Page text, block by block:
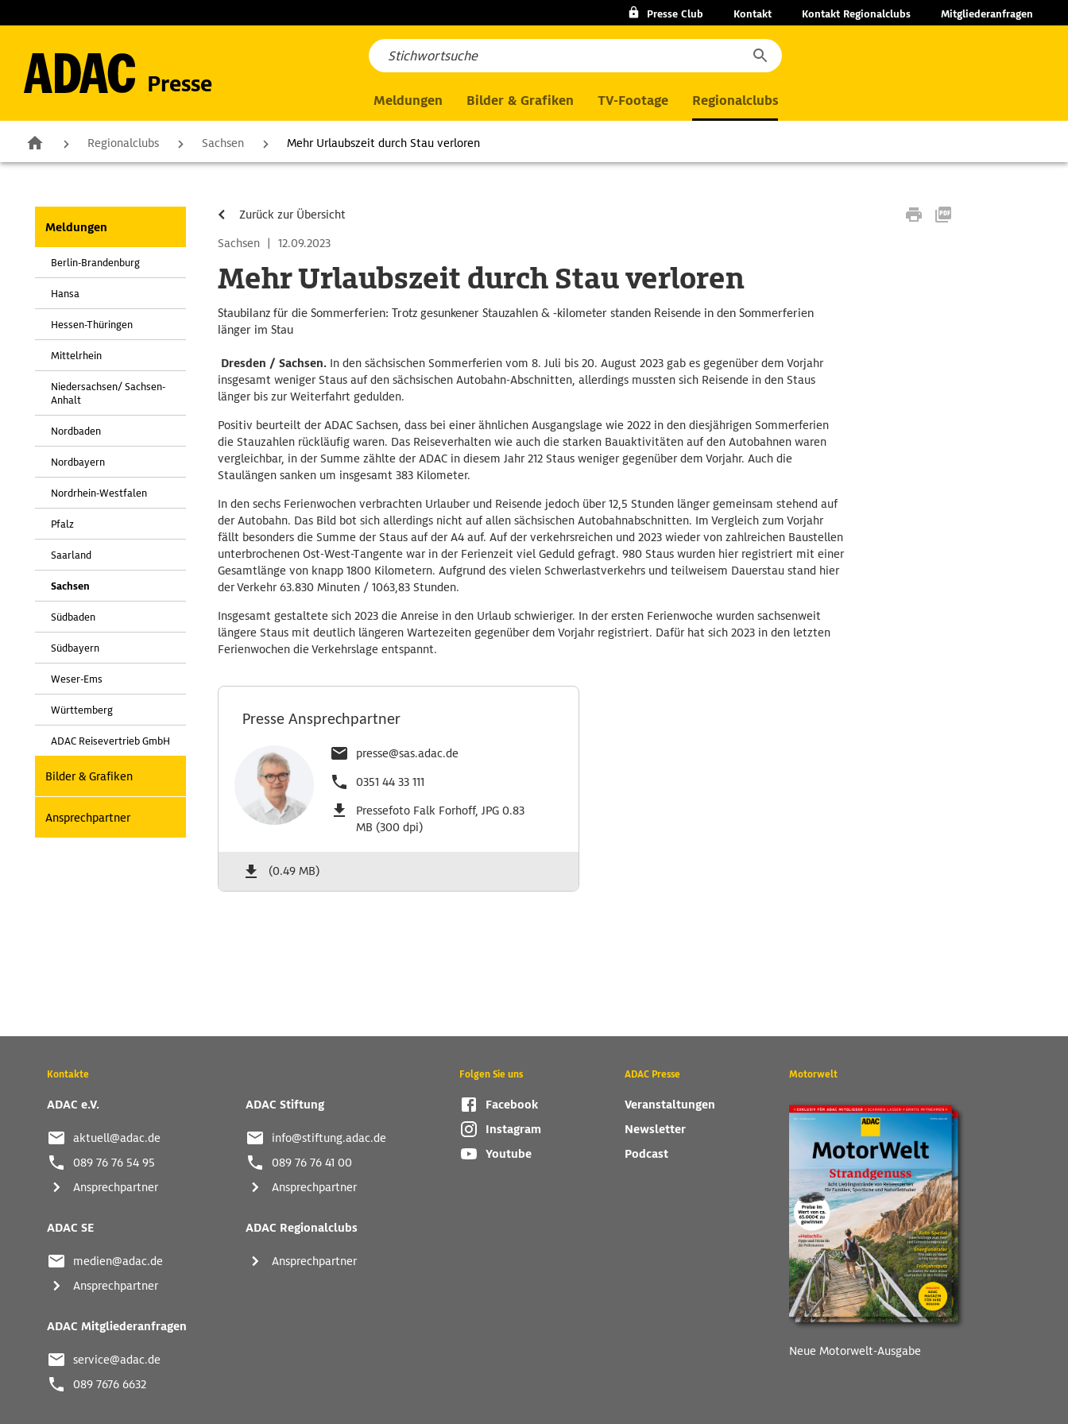
Presse Club Kontakt Kontakt Regionalclubs Mitgliederanfragen
Presse
Meldungen Bilder & Grafiken TV-Footage Regionalclubs
Regionalclubs Sachsen Mehr Urlaubszeit durch Stau verloren
Meldungen
Berlin-Brandenburg
Hansa
Hessen-Thüringen
Mittelrhein
Niedersachsen/ Sachsen-
Anhalt
Nordbaden
Nordbayern
Nordrhein-Westfalen
Pfalz
Saarland
Sachsen
Südbaden
Südbayern
Weser-Ems
Württemberg
ADAC Reisevertrieb GmbH
Bilder & Grafiken
Ansprechpartner
Zurück zur Übersicht
Sachsen | 12.09.2023
Mehr Urlaubszeit durch Stau verloren
Staubilanz für die Sommerferien: Trotz gesunkener Stauzahlen & -kilometer standen Reisende in den Sommerferien
länger im Stau
Dresden / Sachsen. In den sächsischen Sommerferien vom 8. Juli bis 20. August 2023 gab es gegenüber dem Vorjahr
insgesamt weniger Staus auf den sächsischen Autobahn-Abschnitten, allerdings mussten sich Reisende in den Staus
länger bis zur Weiterfahrt gedulden.
Positiv beurteilt der ADAC Sachsen, dass bei einer ähnlichen Ausgangslage wie 2022 in den diesjährigen Sommerferien
die Stauzahlen rückläufig waren. Das Reiseverhalten wie auch die starken Bauaktivitäten auf den Autobahnen waren
vergleichbar, in der Summe zählte der ADAC in diesem Jahr 212 Staus weniger gegenüber dem Vorjahr. Auch die
Staulängen sanken um insgesamt 383 Kilometer.
In den sechs Ferienwochen verbrachten Urlauber und Reisende jedoch über 12,5 Stunden länger gemeinsam stehend auf
der Autobahn. Das Bild bot sich allerdings nicht auf allen sächsischen Autobahnabschnitten. Im Vergleich zum Vorjahr
fällt besonders die Summe der Staus auf der A4 auf. Auf der verkehrsreichen und 2023 wieder von zahlreichen Baustellen
unterbrochenen Ost-West-Tangente war in der Ferienzeit viel Geduld gefragt. 980 Staus wurden hier registriert mit einer
Gesamtlänge von knapp 1800 Kilometern. Aufgrund des vielen Schwerlastverkehrs und teilweisem Dauerstau stand hier
der Verkehr 63.830 Minuten / 1063,83 Stunden.
Insgesamt gestaltete sich 2023 die Anreise in den Urlaub schwieriger. In der ersten Ferienwoche wurden sachsenweit
längere Staus mit deutlich längeren Wartezeiten gegenüber dem Vorjahr registriert. Dafür hat sich 2023 in den letzten
Ferienwochen die Verkehrslage entspannt.
Presse Ansprechpartner
presse@sas.adac.de
0351 44 33 111
Pressefoto Falk Forhoff, JPG 0.83
MB (300 dpi)
(0.49 MB)
Wichtige
und
Links
Kontakte
ADAC e.V.
aktuell@adac.de
089 76 76 54 95
Ansprechpartner
ADAC Stiftung
info@stiftung.adac.de
089 76 76 41 00
Ansprechpartner
ADAC SE
medien@adac.de
Ansprechpartner
ADAC Regionalclubs
Ansprechpartner
ADAC Mitgliederanfragen
service@adac.de
089 7676 6632
Folgen Sie uns
Facebook
Instagram
Youtube
ADAC Presse
Veranstaltungen
Newsletter
Podcast
Motorwelt
Neue Motorwelt-Ausgabe